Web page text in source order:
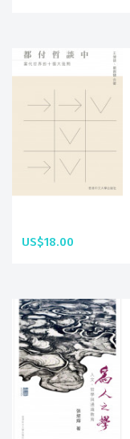
US$18.00